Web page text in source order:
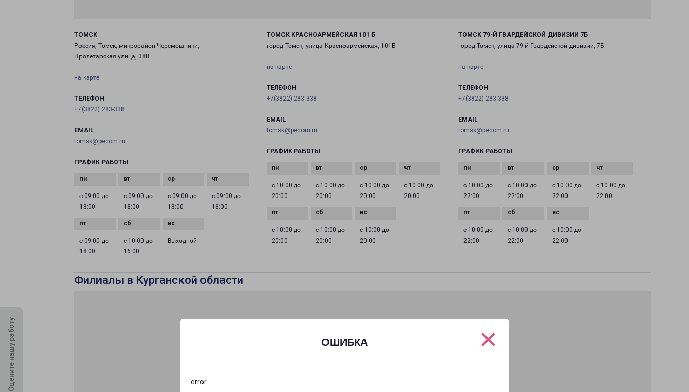
ОШИБКА
error
×
Оцените нашу работу
ТОМСК
Россия, Томск, микрорайон Черемошники,
Пролетарская улица, 38В
на карте
ТЕЛЕФОН
+7(3822) 283-338
EMAIL
tomsk@pecom.ru
ГРАФИК РАБОТЫ
с 09:00 до
18:00
с 09:00 до
18:00
с 09:00 до
18:00
с 09:00 до
18:00
с 09:00 до
18:00
с 10:00 до
16:00
Выходной
ТОМСК КРАСНОАРМЕЙСКАЯ 101 Б
город Томск, улица Красноармейская, 101Б
на карте
ТЕЛЕФОН
+7(3822) 283-338
EMAIL
tomsk@pecom.ru
ГРАФИК РАБОТЫ
с 10:00 до
20:00
с 10:00 до
20:00
с 10:00 до
20:00
с 10:00 до
20:00
с 10:00 до
20:00
с 10:00 до
20:00
с 10:00 до
20:00
ТОМСК 79-Й ГВАРДЕЙСКОЙ ДИВИЗИИ 7Б
город Томск, улица 79-й Гвардейской дивизии, 7Б
на карте
ТЕЛЕФОН
+7(3822) 283-338
EMAIL
tomsk@pecom.ru
ГРАФИК РАБОТЫ
с 10:00 до
22:00
с 10:00 до
22:00
с 10:00 до
22:00
с 10:00 до
22:00
с 10:00 до
22:00
с 10:00 до
22:00
с 10:00 до
22:00
Филиалы в Курганской области